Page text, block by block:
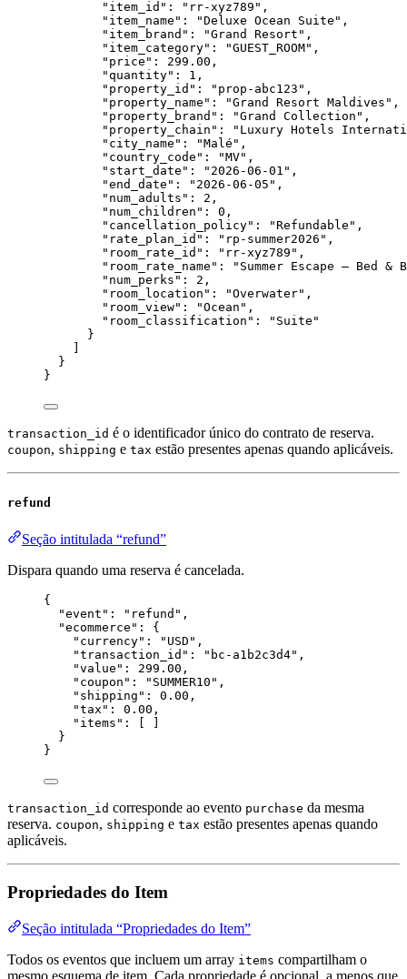
"item_id" : " rr-xyz789 " ,
"item_name" : "Deluxe Ocean Suite " ,
"item_brand" : "Grand Resort " ,
"item_category" : "GUEST_ROOM" ,
"price" : 299.00 ,
"quantity" : 1 ,
"property_id" : " prop-abc123 " ,
"property_name" : "Grand Resort Maldives " ,
"property_brand" : "Grand Collection " ,
"property_chain" : " Luxury Hotels
"city_name" : "Malé " ,
"country_code" : "MV" ,
"start_date" : " 2026-06-01 " ,
"end_date" : " 2026-06-05 " ,
"num_adults" : 2 ,
"num_children" : 0 ,
"cancellation_policy" : "Refundable " ,
"rate_plan_id" : " rp-summer2026 " ,
"room_rate_id" : " rr-xyz789 " ,
"room_rate_name" : " Summer Escape — Bed &
"num_perks" : 2 ,
"room_location" : "Overwater" ,
"room_view" : "Ocean " ,
"room_classification" : " Suite "
}
}
}
transaction_id é o identificador único do contrato de reserva.
coupon, shipping e tax estão presentes apenas quando aplicáveis.
refund
Seção intitulada “refund”
Dispara quando uma reserva é cancelada.
{
"event" : " refund " ,
"ecommerce" : {
"currency" : " USD " ,
"transaction_id" : " bc-a1b2c3d4" ,
"value" : 299.00 ,
"coupon" : " SUMMER10 " ,
"shipping" : 0.00 ,
"tax" : 0.00 ,
"items" : [ ]
}
}
transaction_id corresponde ao evento purchase da mesma
reserva. coupon, shipping e tax estão presentes apenas quando
aplicáveis.
Propriedades do Item
Seção intitulada “Propriedades do Item”
Todos os eventos que incluem um array items compartilham o